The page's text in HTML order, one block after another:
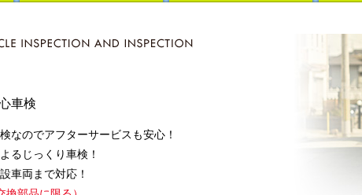
車検
なのでアフターサービスも安心！
るじっくり車検！
車両まで対応！